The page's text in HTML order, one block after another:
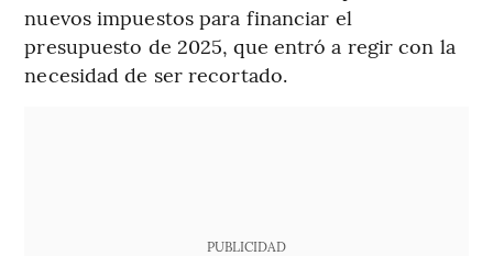
nuevos impuestos para financiar el
presupuesto de 2025, que entró a regir con la
necesidad de ser recortado.
PUBLICIDAD